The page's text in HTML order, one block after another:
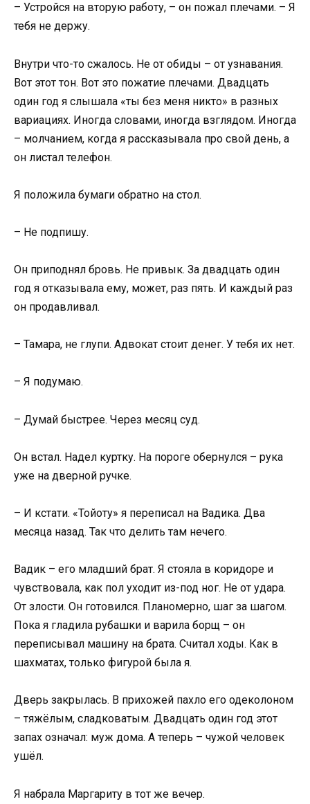
– Устройся на вторую работу, – он пожал плечами. – Я
тебя не держу.
Внутри что-то сжалось. Не от обиды – от узнавания.
Вот этот тон. Вот это пожатие плечами. Двадцать
один год я слышала «ты без меня никто» в разных
вариациях. Иногда словами, иногда взглядом. Иногда
– молчанием, когда я рассказывала про свой день, а
он листал телефон.
Я положила бумаги обратно на стол.
– Не подпишу.
Он приподнял бровь. Не привык. За двадцать один
год я отказывала ему, может, раз пять. И каждый раз
он продавливал.
– Тамара, не глупи. Адвокат стоит денег. У тебя их нет.
– Я подумаю.
– Думай быстрее. Через месяц суд.
Он встал. Надел куртку. На пороге обернулся – рука
уже на дверной ручке.
– И кстати. «Тойоту» я переписал на Вадика. Два
месяца назад. Так что делить там нечего.
Вадик – его младший брат. Я стояла в коридоре и
чувствовала, как пол уходит из-под ног. Не от удара.
От злости. Он готовился. Планомерно, шаг за шагом.
Пока я гладила рубашки и варила борщ – он
переписывал машину на брата. Считал ходы. Как в
шахматах, только фигурой была я.
Дверь закрылась. В прихожей пахло его одеколоном
– тяжёлым, сладковатым. Двадцать один год этот
запах означал: муж дома. А теперь – чужой человек
ушёл.
Я набрала Маргариту в тот же вечер.